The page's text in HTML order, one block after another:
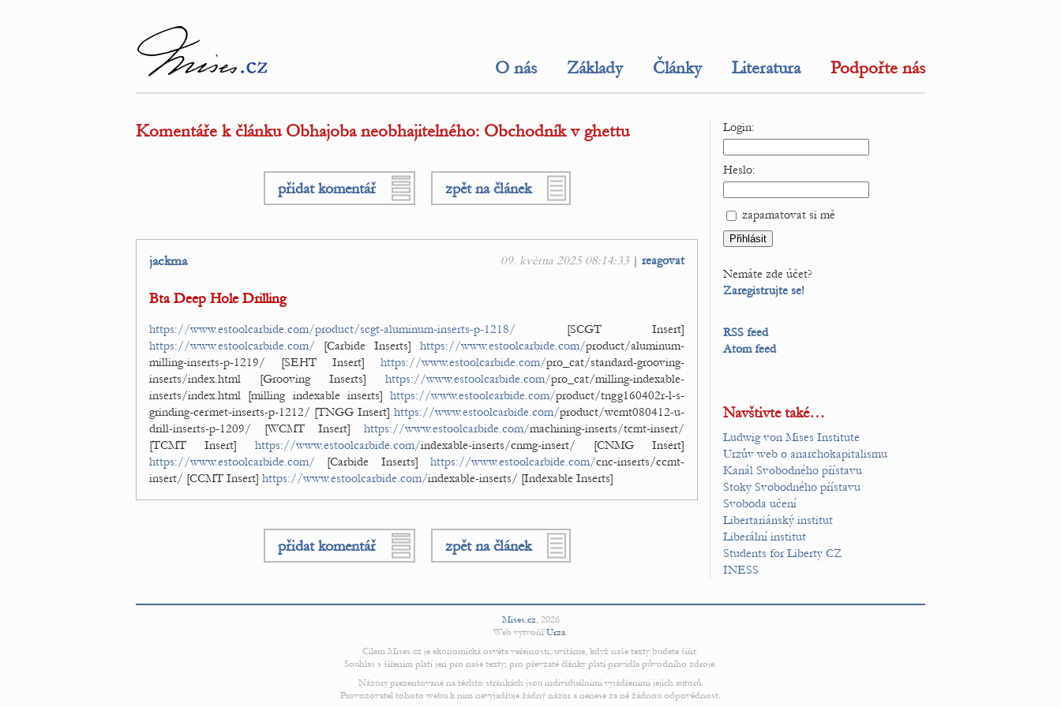
O nás Základy Články Literatura Podpořte nás
Komentáře k článku Obhajoba neobhajitelného: Obchodník v ghettu
přidat komentář zpět na článek
09. května 2025 08:14:33 | reagovat
jackma
Bta Deep Hole Drilling
https://www.estoolcarbide.com/product/scgt-aluminum-inserts-p-1218/ [SCGT Insert]
https://www.estoolcarbide.com/ [Carbide Inserts] https://www.estoolcarbide.com/product/aluminum-
milling-inserts-p-1219/ [SEHT Insert] https://www.estoolcarbide.com/pro_cat/standard-grooving-
inserts/index.html [Grooving Inserts] https://www.estoolcarbide.com/pro_cat/milling-indexable-
inserts/index.html [milling indexable inserts] https://www.estoolcarbide.com/product/tngg160402r-l-s-
grinding-cermet-inserts-p-1212/ [TNGG Insert] https://www.estoolcarbide.com/product/wcmt080412-u-
drill-inserts-p-1209/ [WCMT Insert] https://www.estoolcarbide.com/machining-inserts/tcmt-insert/
[TCMT Insert] https://www.estoolcarbide.com/indexable-inserts/cnmg-insert/ [CNMG Insert]
https://www.estoolcarbide.com/ [Carbide Inserts] https://www.estoolcarbide.com/cnc-inserts/ccmt-
insert/ [CCMT Insert] https://www.estoolcarbide.com/indexable-inserts/ [Indexable Inserts]
přidat komentář zpět na článek
Login:
Heslo:
zapamatovat si mě
Nemáte zde účet?
Zaregistrujte se!
RSS feed
Atom feed
Navštivte také…
Ludwig von Mises Institute
Urzův web o anarchokapitalismu
Kanál Svobodného přístavu
Stoky Svobodného přístavu
Svoboda učení
Libertariánský institut
Liberální institut
Students for Liberty CZ
INESS
Mises.cz, 2026
Web vytvořil Urza.
Cílem Mises.cz je ekonomická osvěta veřejnosti; uvítáme, když naše texty budete šířit.
Souhlas s šířením platí jen pro naše texty; pro převzaté články platí pravidla původního zdroje.
Názory prezentované na těchto stránkách jsou individuálními vyjádřeními jejich autorů.
Provozovatel tohoto webu k nim nevyjadřuje žádný názor a nenese za ně žádnou odpovědnost.